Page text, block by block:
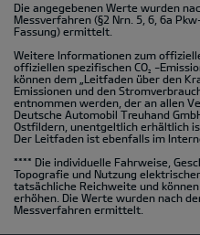
Die angegebenen Werte wurden
Messverfahren (§2 Nrn. 5, 6, 6a
Fassung) ermittelt.
Weitere Informationen zum
offiziellen spezifischen CO2
-
können dem „Leitfaden über den
Emissionen und den
entnommen werden, der an allen
Deutsche Automobil Treuhand
Ostfildern, unentgeltlich erhältlich
Der Leitfaden ist ebenfalls im
**** Die individuelle Fahrweise,
Topografie und Nutzung
tatsächliche Reichweite und
erhöhen. Die Werte wurden nach
Messverfahren ermittelt.